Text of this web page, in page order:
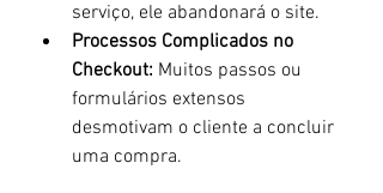
serviço, ele abandonará o site.
Processos Complicados no
Checkout: Muitos passos ou
formulários extensos
desmotivam o cliente a concluir
uma compra.